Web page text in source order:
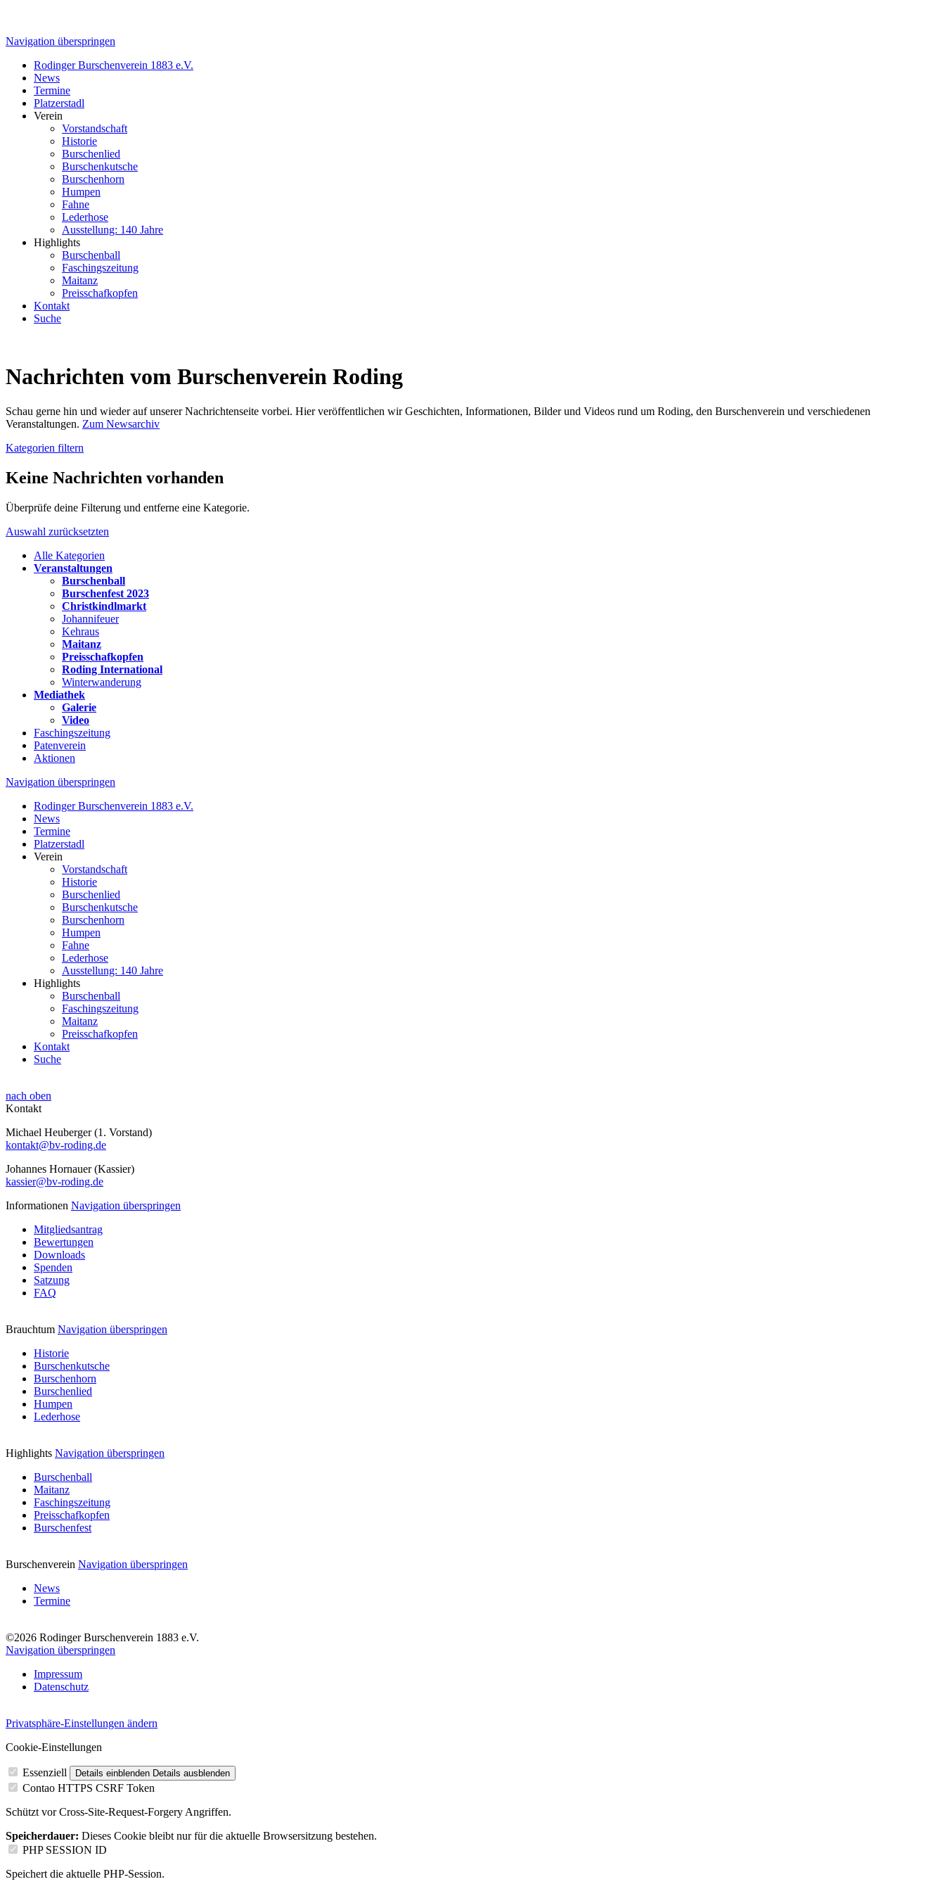
Navigation überspringen
Rodinger Burschenverein 1883 e.V.
News
Termine
Platzerstadl
Verein
Vorstandschaft
Historie
Burschenlied
Burschenkutsche
Burschenhorn
Humpen
Fahne
Lederhose
Ausstellung: 140 Jahre
Highlights
Burschenball
Faschingszeitung
Maitanz
Preisschafkopfen
Kontakt
Suche
Nachrichten vom Burschenverein Roding
Schau gerne hin und wieder auf unserer Nachrichtenseite vorbei. Hier veröffentlichen wir Geschichten, Informationen, Bilder und Videos rund um Roding, den Burschenverein und verschiedenen
Veranstaltungen. Zum Newsarchiv
Kategorien filtern
Keine Nachrichten vorhanden
Überprüfe deine Filterung und entferne eine Kategorie.
Auswahl zurücksetzten
Alle Kategorien
Veranstaltungen
Burschenball
Burschenfest 2023
Christkindlmarkt
Johannifeuer
Kehraus
Maitanz
Preisschafkopfen
Roding International
Winterwanderung
Mediathek
Galerie
Video
Faschingszeitung
Patenverein
Aktionen
Navigation überspringen
Rodinger Burschenverein 1883 e.V.
News
Termine
Platzerstadl
Verein
Vorstandschaft
Historie
Burschenlied
Burschenkutsche
Burschenhorn
Humpen
Fahne
Lederhose
Ausstellung: 140 Jahre
Highlights
Burschenball
Faschingszeitung
Maitanz
Preisschafkopfen
Kontakt
Suche
nach oben
Kontakt
Michael Heuberger (1. Vorstand)
kontakt@bv-roding.de
Johannes Hornauer (Kassier)
kassier@bv-roding.de
Informationen Navigation überspringen
Mitgliedsantrag
Bewertungen
Downloads
Spenden
Satzung
FAQ
Brauchtum Navigation überspringen
Historie
Burschenkutsche
Burschenhorn
Burschenlied
Humpen
Lederhose
Highlights Navigation überspringen
Burschenball
Maitanz
Faschingszeitung
Preisschafkopfen
Burschenfest
Burschenverein Navigation überspringen
News
Termine
©2026 Rodinger Burschenverein 1883 e.V.
Navigation überspringen
Impressum
Datenschutz
Privatsphäre-Einstellungen ändern
Cookie-Einstellungen
Essenziell Details einblenden Details ausblenden
Contao HTTPS CSRF Token
Schützt vor Cross-Site-Request-Forgery Angriffen.
Speicherdauer: Dieses Cookie bleibt nur für die aktuelle Browsersitzung bestehen.
PHP SESSION ID
Speichert die aktuelle PHP-Session.